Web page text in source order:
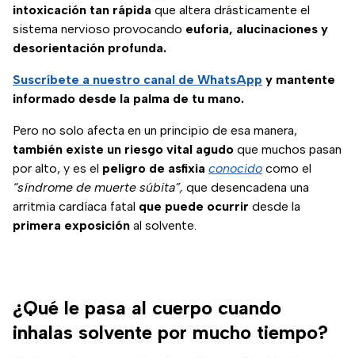
intoxicación tan rápida que altera drásticamente el
sistema nervioso provocando euforia, alucinaciones y
desorientación profunda.
Suscríbete a nuestro canal de WhatsApp y mantente
informado desde la palma de tu mano.
Pero no solo afecta en un principio de esa manera,
también existe un riesgo vital agudo que muchos pasan
por alto, y es el peligro de asfixia conocido como el
“síndrome de muerte súbita”, que desencadena una
arritmia cardíaca fatal que puede ocurrir desde la
primera exposición al solvente.
¿Qué le pasa al cuerpo cuando
inhalas solvente por mucho tiempo?